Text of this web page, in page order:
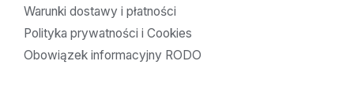
Warunki dostawy i płatności
Polityka prywatności i Cookies
Obowiązek informacyjny RODO